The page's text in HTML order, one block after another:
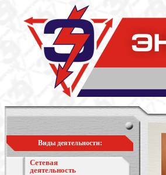
Виды деятельности:
Сетевая
деятельность